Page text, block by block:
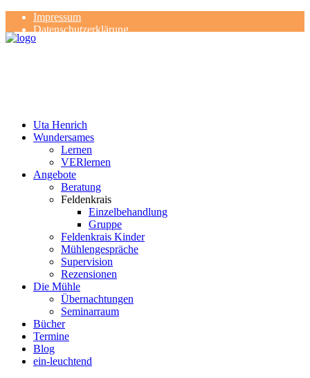
Impressum
Datenschutzerklärung
Kontakt
Uta Henrich
Wundersames
Lernen
VERlernen
Angebote
Beratung
Feldenkrais
Einzelbehandlung
Gruppe
Feldenkrais Kinder
Mühlengespräche
Supervision
Rezensionen
Die Mühle
Übernachtungen
Seminarraum
Bücher
Termine
Blog
ein-leuchtend